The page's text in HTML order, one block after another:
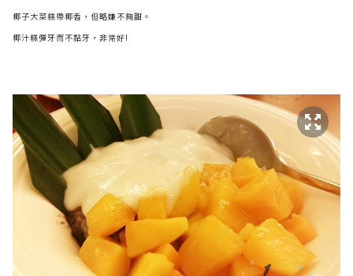
椰子大菜糕帶椰香，但略嫌不夠甜。
椰汁糕彈牙而不黏牙，非常好!